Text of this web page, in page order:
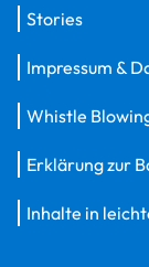
Stories
Impressum &
Whistle
Erklärung zur
Inhalte in